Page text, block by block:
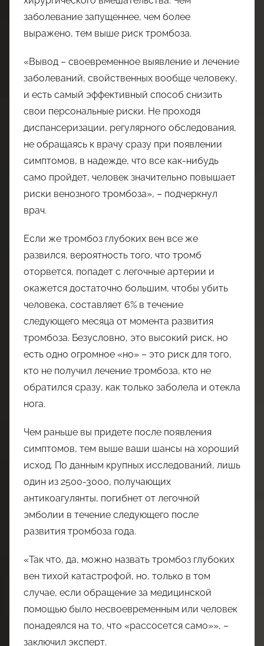
заболевание запущеннее, чем более
выражено, тем выше риск тромбоза.
«Вывод – своевременное выявление и лечение
заболеваний, свойственных вообще человеку,
и есть самый эффективный способ снизить
свои персональные риски. Не проходя
диспансеризации, регулярного обследования,
не обращаясь к врачу сразу при появлении
симптомов, в надежде, что все как-нибудь
само пройдет, человек значительно повышает
риски венозного тромбоза», – подчеркнул
врач.
Если же тромбоз глубоких вен все же
развился, вероятность того, что тромб
оторвется, попадет с легочные артерии и
окажется достаточно большим, чтобы убить
человека, составляет 6% в течение
следующего месяца от момента развития
тромбоза. Безусловно, это высокий риск, но
есть одно огромное «но» – это риск для того,
кто не получил лечение тромбоза, кто не
обратился сразу, как только заболела и отекла
нога.
Чем раньше вы придете после появления
симптомов, тем выше ваши шансы на хороший
исход. По данным крупных исследований, лишь
один из 2500-3000, получающих
антикоагулянты, погибнет от легочной
эмболии в течение следующего после
развития тромбоза года.
«Так что, да, можно назвать тромбоз глубоких
вен тихой катастрофой, но, только в том
случае, если обращение за медицинской
помощью было несвоевременным или человек
понадеялся на то, что «рассосется само»», –
заключил эксперт.